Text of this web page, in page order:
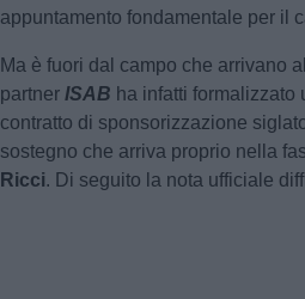
appuntamento fondamentale per il
Ma è fuori dal campo che arrivano
partnerISAB ha infatti formalizzato
contratto di sponsorizzazione
sostegno che arriva proprio nella
Ricci. Di seguito la nota ufficiale